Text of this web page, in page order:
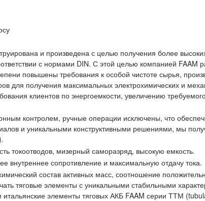
и произведена с целью получения более
с нормами DIN. С этой целью компанией FAAM
повышены требования к особой чистоте сырья,
для получения максимальных электрохимических и
клиентов по энергоемкости, увеличению
контролем, ручные операции исключены, что
и уникальными конструктивными решениями, мы
токоотводов, мизерный саморазряд, высокую емкость.
сопротивление и максимальную отдачу тока.
состав активных масс, соотношение
тяговые элементы с уникальными стабильными
элементы тяговых АКБ FAAM серии ТТМ